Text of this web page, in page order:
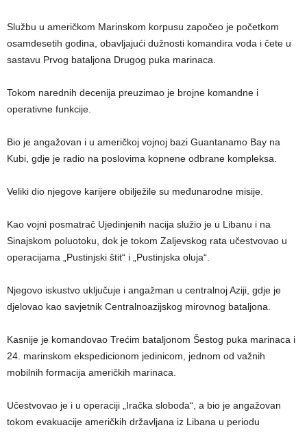
Službu u američkom Marinskom korpusu započeo je početkom
osamdesetih godina, obavljajući dužnosti komandira voda i čete u
sastavu Prvog bataljona Drugog puka marinaca.
Tokom narednih decenija preuzimao je brojne komandne i
operativne funkcije.
Bio je angažovan i u američkoj vojnoj bazi Guantanamo Bay na
Kubi, gdje je radio na poslovima kopnene odbrane kompleksa.
Veliki dio njegove karijere obilježile su međunarodne misije.
Kao vojni posmatrač Ujedinjenih nacija služio je u Libanu i na
Sinajskom poluotoku, dok je tokom Zaljevskog rata učestvovao u
operacijama „Pustinjski štit“ i „Pustinjska oluja“.
Njegovo iskustvo uključuje i angažman u centralnoj Aziji, gdje je
djelovao kao savjetnik Centralnoazijskog mirovnog bataljona.
Kasnije je komandovao Trećim bataljonom Šestog puka marinaca i
24. marinskom ekspedicionom jedinicom, jednom od važnih
mobilnih formacija američkih marinaca.
Učestvovao je i u operaciji „Iračka sloboda“, a bio je angažovan
tokom evakuacije američkih državljana iz Libana u periodu